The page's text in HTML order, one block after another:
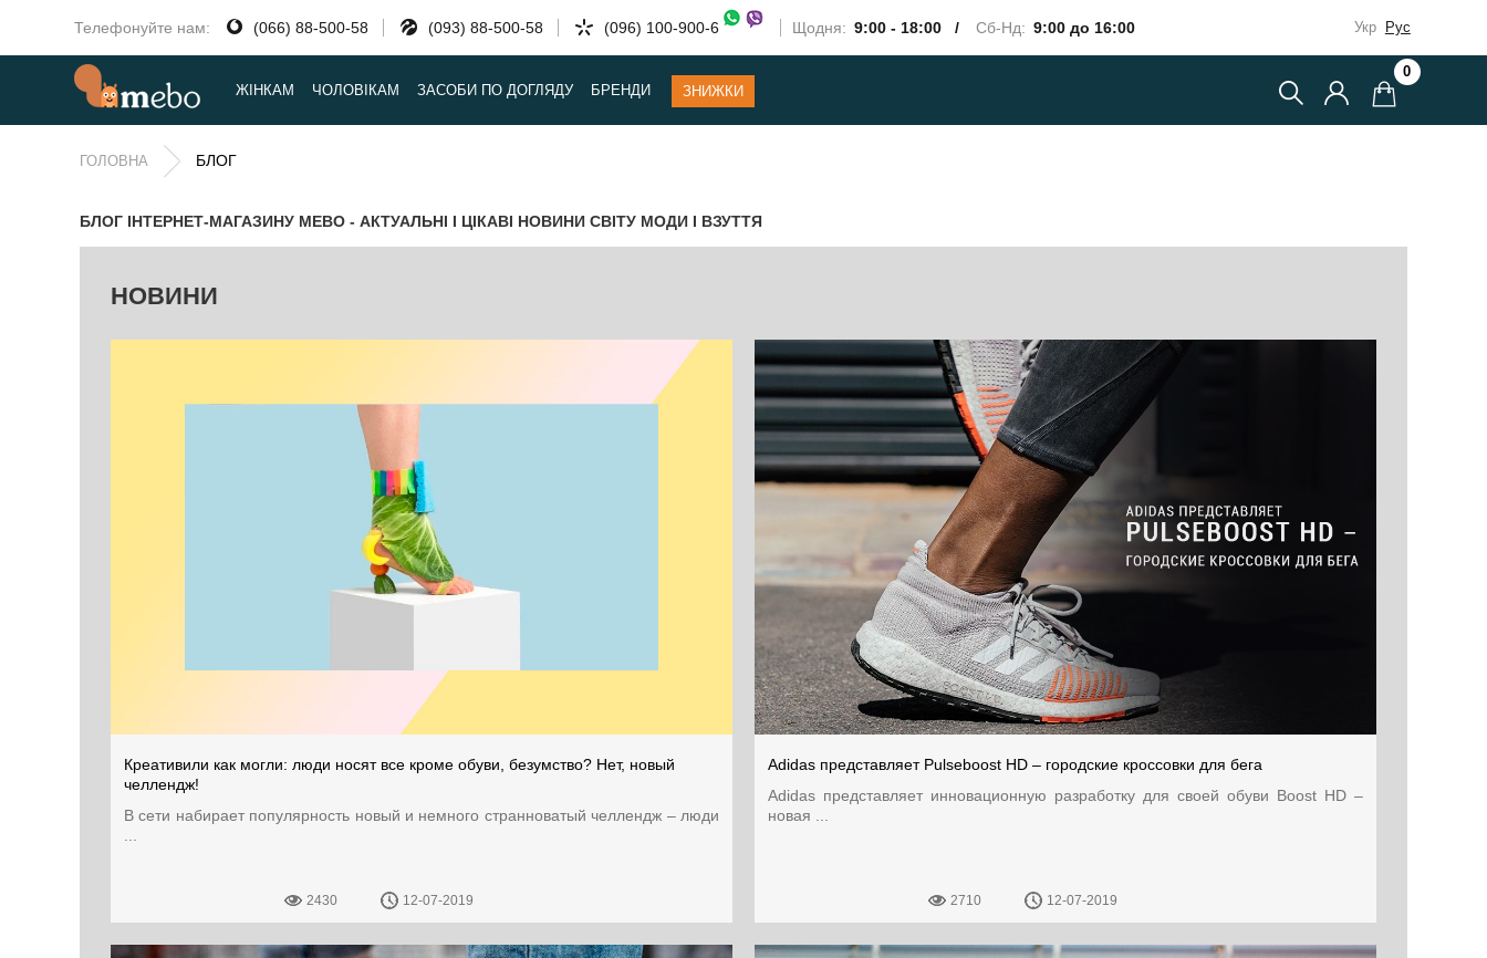
Телефонуйте нам: (066) 88-500-58 (093) 88-500-58 (096) 100-900-6 Щодня: 9:00 - 18:00 / Сб-Нд: 9:00 до 16:00 Укр Рус
ЖІНКАМ ЧОЛОВІКАМ ЗАСОБИ ПО ДОГЛЯДУ БРЕНДИ ЗНИЖКИ
0
ГОЛОВНА БЛОГ
БЛОГ ІНТЕРНЕТ-МАГАЗИНУ MEBO - АКТУАЛЬНІ І ЦІКАВІ НОВИНИ СВІТУ МОДИ І ВЗУТТЯ
НОВИНИ
Креативили как могли: люди носят все кроме обуви, безумство? Нет, новый
челлендж!
В сети набирает популярность новый и немного странноватый челлендж – люди
2430 12-07-2019
Аdidas представляет Pulseboost HD – городские кроссовки для бега
Аdidas представляет инновационную разработку для своей обуви Boost HD –
новая ...
2710 12-07-2019